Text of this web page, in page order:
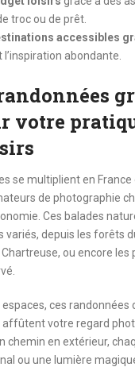
troc ou de prêt.
accessibles
abondante.
votre
se multiplient en
de photographie
Ces balades
variés, depuis les forêts
ou encore les
espaces, ces
affûtent votre regard
chemin en extérieur,
ou une lumière